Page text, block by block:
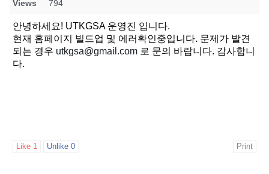
Views 794
안녕하세요! UTKGSA 운영진 입니다.
현재 홈페이지 빌드업 및 에러확인중입니다. 문제가 발견
되는 경우 utkgsa@gmail.com 로 문의 바랍니다. 감사합니
다.
Like 1 Unlike 0 Print